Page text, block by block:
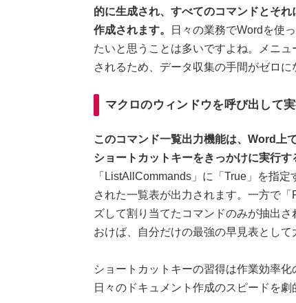
的に生成され、すべてのコマンドとそ
作成されます。
日々の業務でWordを使
たいと思うことは多いですよね。メニ
されるため、データ収集の手間がゼロに
マクロのウィンドウを呼び出して
このコマンド一覧出力機能は、Word上
ショートカットキーをきっかけに実行す
「ListAllCommands」に「True」を指
された一覧表が出力されます。一方で
ズして割り当てたコマンドのみが抽出
おけば、自分だけの最強の早見表として
ショートカットキーの習得は作業効率
日々のドキュメント作成のスピードを劇